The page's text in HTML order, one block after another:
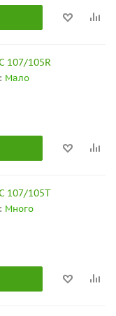
107/105R
Мало
107/105T
Много